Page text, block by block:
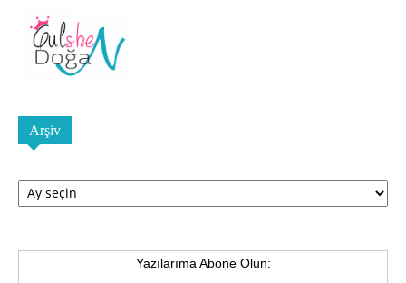
Arşiv
Arşiv
Yazılarıma Abone Olun: